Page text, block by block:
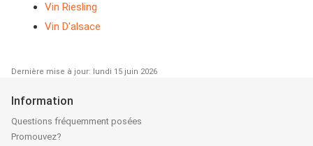
Vin Riesling
Vin D'alsace
Dernière mise à jour: lundi 15 juin 2026
Information
Questions fréquemment posées
Promouvez?